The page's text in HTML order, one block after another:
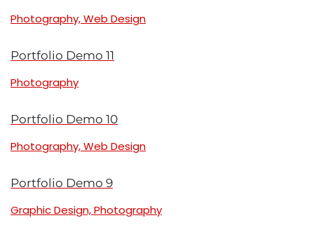
Photography, Web Design
Portfolio Demo 11
Photography
Portfolio Demo 10
Photography, Web Design
Portfolio Demo 9
Graphic Design, Photography